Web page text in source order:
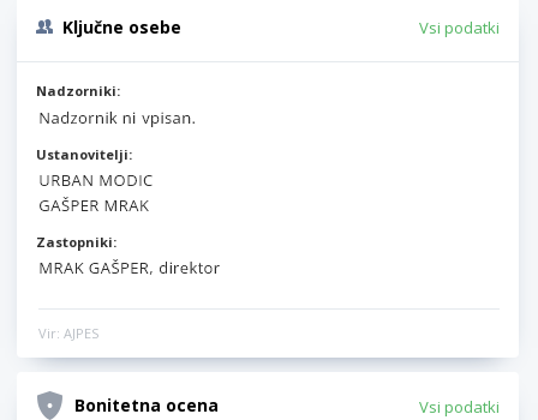
Ključne osebe Vsi podatki
Nadzorniki:
Ustanovitelji:
Zastopniki:
Vir: AJPES
Bonitetna ocena Vsi podatki